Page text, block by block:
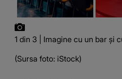
1 din 3 | Imagine cu un bar și
(Sursa foto: iStock)